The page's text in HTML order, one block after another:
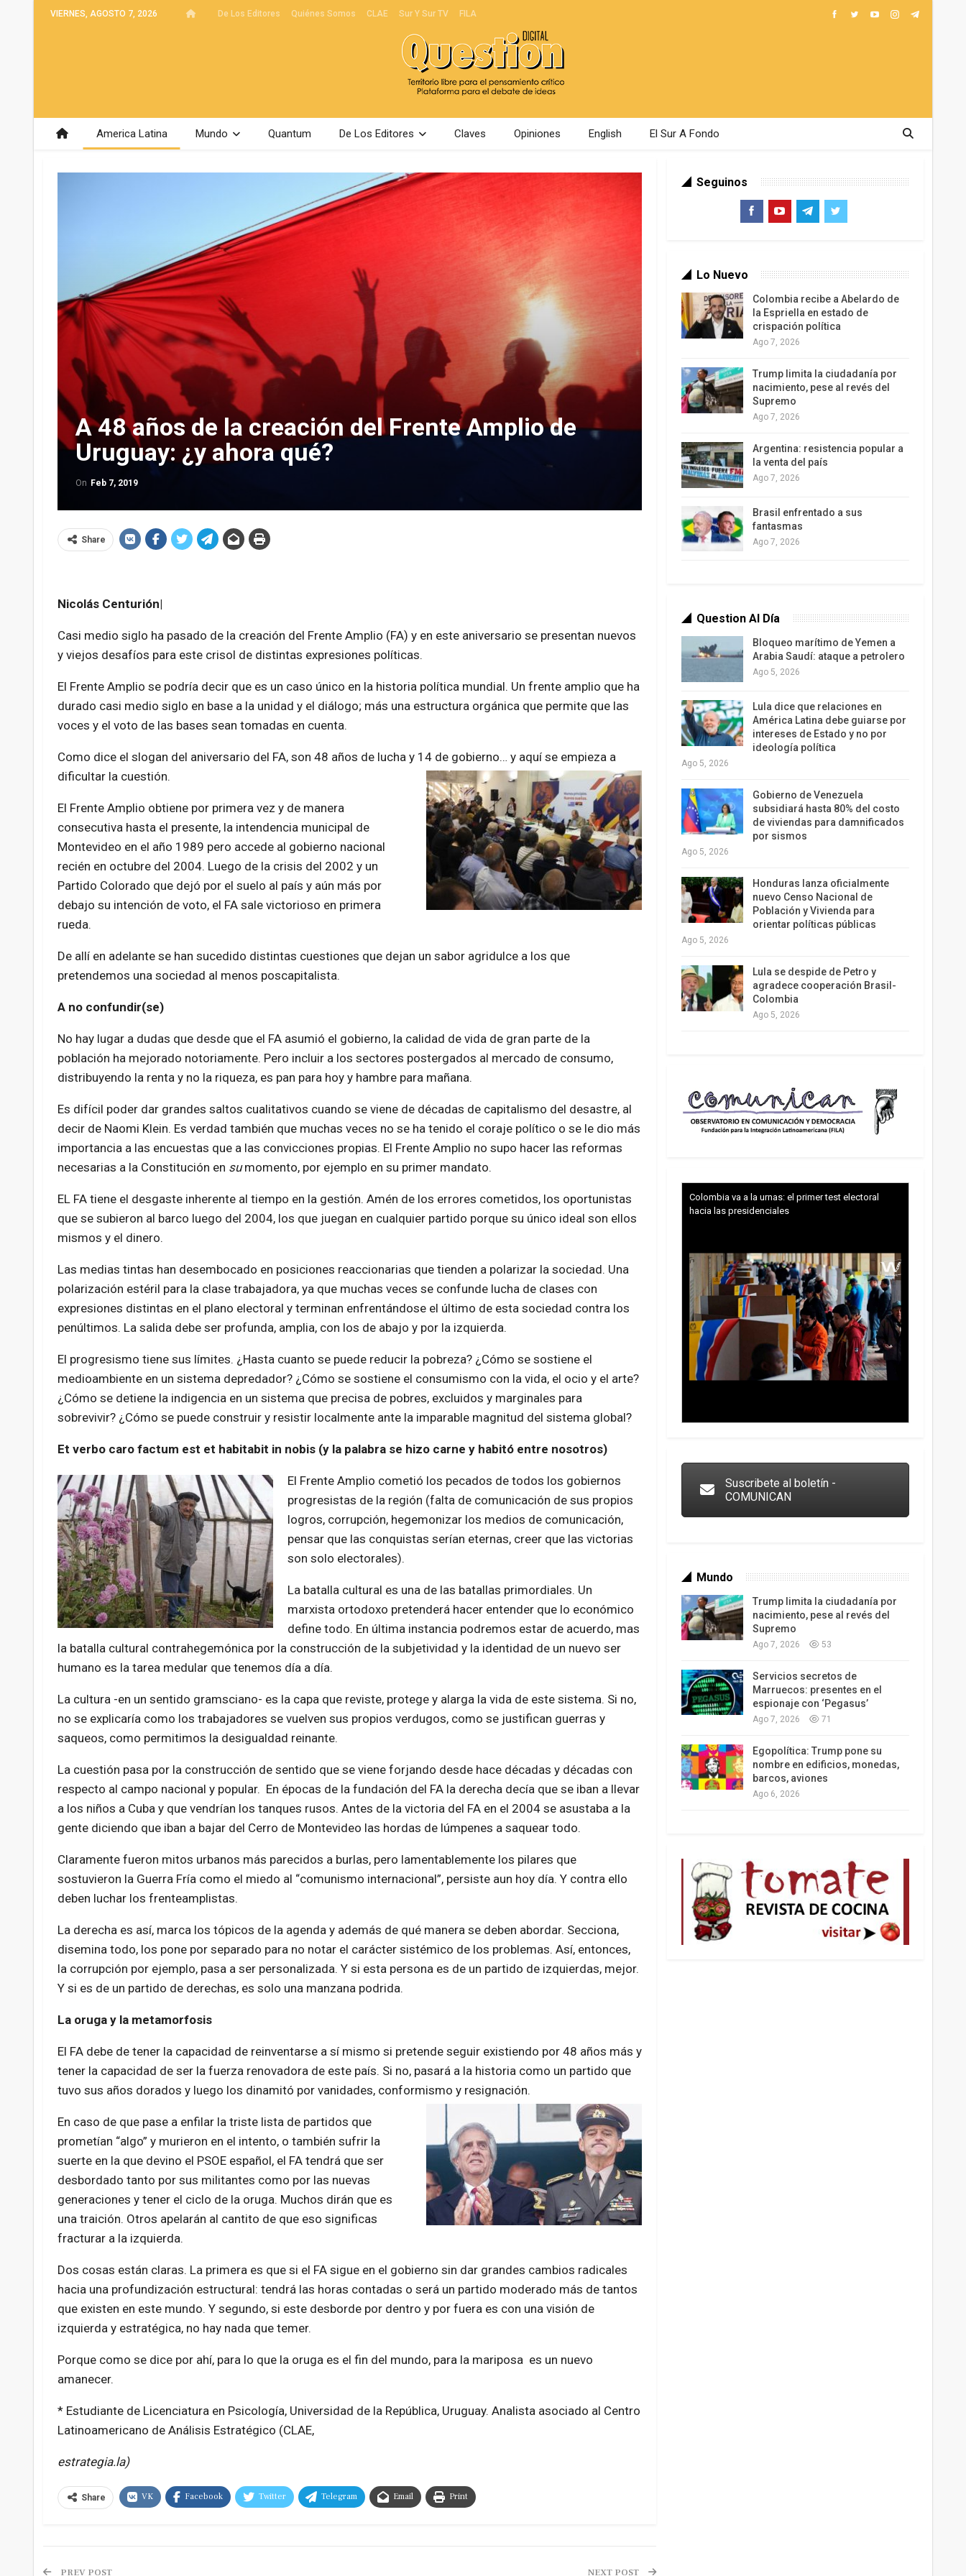
VIERNES, AGOSTO 7, 2026 De Los Editores Quiénes Somos CLAE Sur Y Sur TV FILA
America Latina Mundo Quantum De Los Editores Claves Opiniones English El Sur A Fondo
A 48 años de la creación del Frente Amplio de
Uruguay: ¿y ahora qué?
On Feb 7, 2019
Share
Nicolás Centurión|
Casi medio siglo ha pasado de la creación del Frente Amplio (FA) y en este aniversario se presentan nuevos
y viejos desafíos para este crisol de distintas expresiones políticas.
El Frente Amplio se podría decir que es un caso único en la historia política mundial. Un frente amplio que ha
durado casi medio siglo en base a la unidad y el diálogo; más una estructura orgánica que permite que las
voces y el voto de las bases sean tomadas en cuenta.
Como dice el slogan del aniversario del FA, son 48 años de lucha y 14 de gobierno… y aquí se empieza a
dificultar la cuestión.
El Frente Amplio obtiene por primera vez y de manera
consecutiva hasta el presente, la intendencia municipal de
Montevideo en el año 1989 pero accede al gobierno nacional
recién en octubre del 2004. Luego de la crisis del 2002 y un
Partido Colorado que dejó por el suelo al país y aún más por
debajo su intención de voto, el FA sale victorioso en primera
rueda.
De allí en adelante se han sucedido distintas cuestiones que dejan un sabor agridulce a los que
pretendemos una sociedad al menos poscapitalista.
A no confundir(se)
No hay lugar a dudas que desde que el FA asumió el gobierno, la calidad de vida de gran parte de la
población ha mejorado notoriamente. Pero incluir a los sectores postergados al mercado de consumo,
distribuyendo la renta y no la riqueza, es pan para hoy y hambre para mañana.
Es difícil poder dar grandes saltos cualitativos cuando se viene de décadas de capitalismo del desastre, al
decir de Naomi Klein. Es verdad también que muchas veces no se ha tenido el coraje político o se le dio más
importancia a las encuestas que a las convicciones propias. El Frente Amplio no supo hacer las reformas
necesarias a la Constitución en sumomento, por ejemplo en su primer mandato.
EL FA tiene el desgaste inherente al tiempo en la gestión. Amén de los errores cometidos, los oportunistas
que se subieron al barco luego del 2004, los que juegan en cualquier partido porque su único ideal son ellos
mismos y el dinero.
Las medias tintas han desembocado en posiciones reaccionarias que tienden a polarizar la sociedad. Una
polarización estéril para la clase trabajadora, ya que muchas veces se confunde lucha de clases con
expresiones distintas en el plano electoral y terminan enfrentándose el último de esta sociedad contra los
penúltimos. La salida debe ser profunda, amplia, con los de abajo y por la izquierda.
El progresismo tiene sus límites. ¿Hasta cuanto se puede reducir la pobreza? ¿Cómo se sostiene el
medioambiente en un sistema depredador? ¿Cómo se sostiene el consumismo con la vida, el ocio y el arte?
¿Cómo se detiene la indigencia en un sistema que precisa de pobres, excluidos y marginales para
sobrevivir? ¿Cómo se puede construir y resistir localmente ante la imparable magnitud del sistema global?
Et verbo caro factum est et habitabit in nobis (y la palabra se hizo carne y habitó entre nosotros)
El Frente Amplio cometió los pecados de todos los gobiernos
progresistas de la región (falta de comunicación de sus propios
logros, corrupción, hegemonizar los medios de comunicación,
pensar que las conquistas serían eternas, creer que las victorias
son solo electorales).
La batalla cultural es una de las batallas primordiales. Un
marxista ortodoxo pretenderá hacer entender que lo económico
define todo. En última instancia podremos estar de acuerdo, mas
la batalla cultural contrahegemónica por la construcción de la subjetividad y la identidad de un nuevo ser
humano es la tarea medular que tenemos día a día.
La cultura -en un sentido gramsciano- es la capa que reviste, protege y alarga la vida de este sistema. Si no,
no se explicaría como los trabajadores se vuelven sus propios verdugos, como se justifican guerras y
saqueos, como permitimos la desigualdad reinante.
La cuestión pasa por la construcción de sentido que se viene forjando desde hace décadas y décadas con
respecto al campo nacional y popular. En épocas de la fundación del FA la derecha decía que se iban a llevar
a los niños a Cuba y que vendrían los tanques rusos. Antes de la victoria del FA en el 2004 se asustaba a la
gente diciendo que iban a bajar del Cerro de Montevideo las hordas de lúmpenes a saquear todo.
Claramente fueron mitos urbanos más parecidos a burlas, pero lamentablemente los pilares que
sostuvieron la Guerra Fría como el miedo al “comunismo internacional”, persiste aun hoy día. Y contra ello
deben luchar los frenteamplistas.
La derecha es así, marca los tópicos de la agenda y además de qué manera se deben abordar. Secciona,
disemina todo, los pone por separado para no notar el carácter sistémico de los problemas. Así, entonces,
la corrupción por ejemplo, pasa a ser personalizada. Y si esta persona es de un partido de izquierdas, mejor.
Y si es de un partido de derechas, es solo una manzana podrida.
La oruga y la metamorfosis
El FA debe de tener la capacidad de reinventarse a sí mismo si pretende seguir existiendo por 48 años más y
tener la capacidad de ser la fuerza renovadora de este país. Si no, pasará a la historia como un partido que
tuvo sus años dorados y luego los dinamitó por vanidades, conformismo y resignación.
En caso de que pase a enfilar la triste lista de partidos que
prometían “algo” y murieron en el intento, o también sufrir la
suerte en la que devino el PSOE español, el FA tendrá que ser
desbordado tanto por sus militantes como por las nuevas
generaciones y tener el ciclo de la oruga. Muchos dirán que es
una traición. Otros apelarán al cantito de que eso significas
fracturar a la izquierda.
Dos cosas están claras. La primera es que si el FA sigue en el gobierno sin dar grandes cambios radicales
hacia una profundización estructural: tendrá las horas contadas o será un partido moderado más de tantos
que existen en este mundo. Y segundo, si este desborde por dentro y por fuera es con una visión de
izquierda y estratégica, no hay nada que temer.
Porque como se dice por ahí, para lo que la oruga es el fin del mundo, para la mariposa es un nuevo
amanecer.
* Estudiante de Licenciatura en Psicología, Universidad de la República, Uruguay. Analista asociado al Centro
Latinoamericano de Análisis Estratégico (CLAE,
estrategia.la)
Share VK Facebook Twitter Telegram Email Print
PREV POST NEXT POST
Seguinos
Lo Nuevo
Colombia recibe a Abelardo de
la Espriella en estado de
crispación política
Ago 7, 2026
Trump limita la ciudadanía por
nacimiento, pese al revés del
Supremo
Ago 7, 2026
Argentina: resistencia popular a
la venta del país
Ago 7, 2026
Brasil enfrentado a sus
fantasmas
Ago 7, 2026
Question Al Día
Bloqueo marítimo de Yemen a
Arabia Saudí: ataque a petrolero
Ago 5, 2026
Lula dice que relaciones en
América Latina debe guiarse por
intereses de Estado y no por
ideología política
Ago 5, 2026
Gobierno de Venezuela
subsidiará hasta 80% del costo
de viviendas para damnificados
por sismos
Ago 5, 2026
Honduras lanza oficialmente
nuevo Censo Nacional de
Población y Vivienda para
orientar políticas públicas
Ago 5, 2026
Lula se despide de Petro y
agradece cooperación Brasil-
Colombia
Ago 5, 2026
Colombia va a la urnas: el primer test electoral
hacia las presidenciales
Suscribete al boletín -
COMUNICAN
Mundo
Trump limita la ciudadanía por
nacimiento, pese al revés del
Supremo
Ago 7, 2026 53
Servicios secretos de
Marruecos: presentes en el
espionaje con ‘Pegasus’
Ago 7, 2026 71
Egopolítica: Trump pone su
nombre en edificios, monedas,
barcos, aviones
Ago 6, 2026